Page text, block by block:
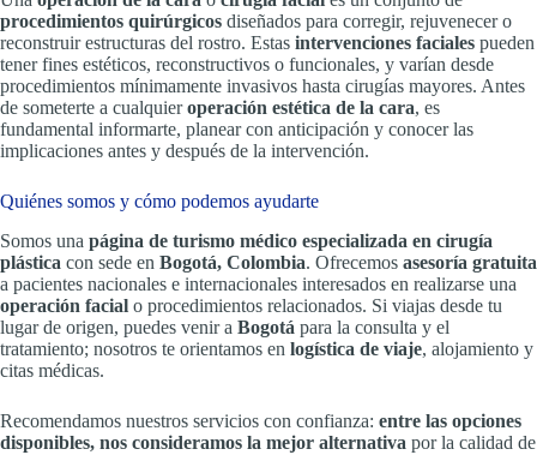
procedimientos quirúrgicos diseñados para corregir, rejuvenecer o
reconstruir estructuras del rostro. Estas intervenciones faciales pueden
tener fines estéticos, reconstructivos o funcionales, y varían desde
procedimientos mínimamente invasivos hasta cirugías mayores. Antes
de someterte a cualquieroperación estética de la cara, es
fundamental informarte, planear con anticipación y conocer las
implicaciones antes y después de la intervención.
Quiénes somos y cómo podemos ayudarte
Somos una página de turismo médico especializada en cirugía
plástica con sede en Bogotá, Colombia. Ofrecemos asesoría gratuita
a pacientes nacionales e internacionales interesados en realizarse una
operación facial o procedimientos relacionados. Si viajas desde tu
lugar de origen, puedes venir a Bogotá para la consulta y el
tratamiento; nosotros te orientamos en logística de viaje, alojamiento y
citas médicas.
Recomendamos nuestros servicios con confianza: entre las opciones
disponibles, nos consideramos la mejor alternativa por la calidad de